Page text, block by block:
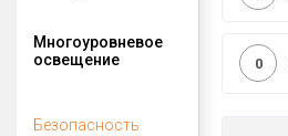
Многоуровневое
освещение
0
Безопасность